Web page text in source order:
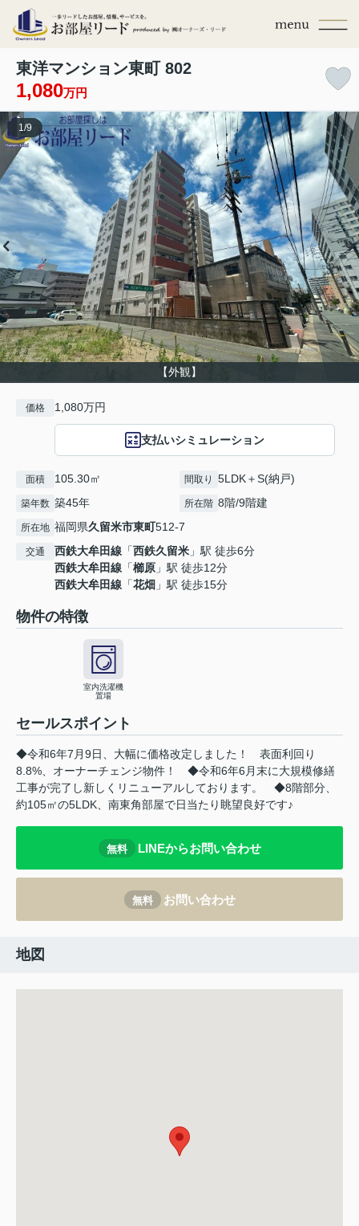
東洋マンション東町 802
1,080万円
【外観】
1 /9
価格 1,080万円
支払いシミュレーション
面積 105.30㎡ 間取り 5LDK＋S(納戸)
築年数 築45年 所在階 8階/9階建
所在地 福岡県久留米市東町512-7
交通 西鉄大牟田線 「西鉄久留米 」駅 徒歩6分
西鉄大牟田線 「櫛原 」駅 徒歩12分
西鉄大牟田線 「花畑 」駅 徒歩15分
物件の特徴
室内洗濯機
置場
セールスポイント
◆令和6年7月9日、大幅に価格改定しました！ 表面利回り
8.8%、オーナーチェンジ物件！ ◆令和6年6月末に大規模修繕
工事が完了し新しくリニューアルしております。 ◆8階部分、
約105㎡の5LDK、南東角部屋で日当たり眺望良好です♪
無料 LINEからお問い合わせ
無料 お問い合わせ
地図